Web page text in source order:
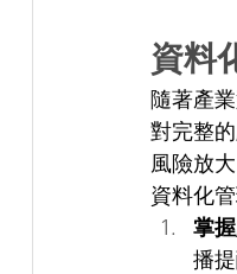
資料
隨著產
對完整
風險放
資料化
掌
播